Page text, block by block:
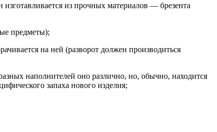
из прочных материалов — брезента
предметы);
на ней (разворот должен производиться
наполнителей оно различно, но, обычно, находится
запаха нового изделия;